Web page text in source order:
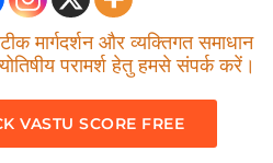
मार्गदर्शन और व्यक्तिगत समाधान
परामर्श हेतु हमसे संपर्क करें।
VASTU SCORE FREE